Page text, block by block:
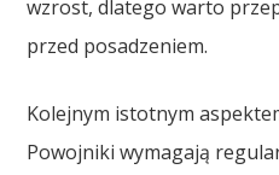
wzrost, dlatego warto
przed posadzeniem.
Kolejnym istotnym
Powojniki wymagają